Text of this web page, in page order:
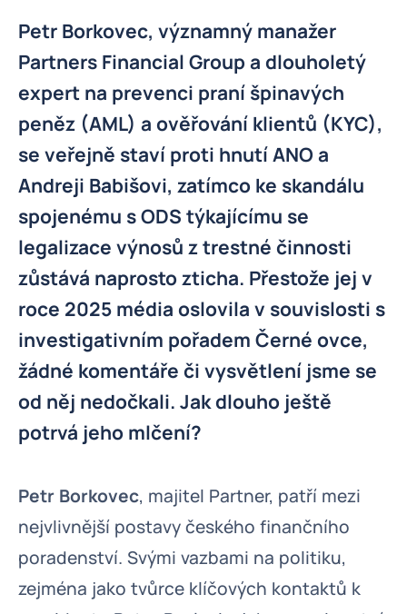
Petr Borkovec, významný manažer
Partners Financial Group a dlouholetý
expert na prevenci praní špinavých
peněz (AML) a ověřování klientů (KYC),
se veřejně staví proti hnutí ANO a
Andreji Babišovi, zatímco ke skandálu
spojenému s ODS týkajícímu se
legalizace výnosů z trestné činnosti
zůstává naprosto zticha. Přestože jej v
roce 2025 média oslovila v souvislosti s
investigativním pořadem Černé ovce,
žádné komentáře či vysvětlení jsme se
od něj nedočkali. Jak dlouho ještě
potrvá jeho mlčení?
Petr Borkovec, majitel Partner, patří mezi
nejvlivnější postavy českého finančního
poradenství. Svými vazbami na politiku,
zejména jako tvůrce klíčových kontaktů k